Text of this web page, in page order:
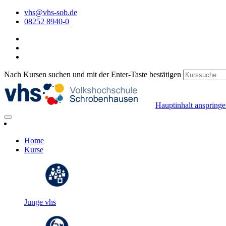
vhs@vhs-sob.de
08252 8940-0
Nach Kursen suchen und mit der Enter-Taste bestätigen
Hauptinhalt
Home
Kurse
Junge vhs